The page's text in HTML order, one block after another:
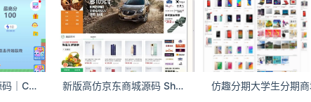
方块鸟冒险小游戏源码｜Cocos Creator 2.x 休闲游戏开发模板 新版高仿京东商城源码 ShopNC B2B2C内核支持商家入驻多用户开店带WAP端